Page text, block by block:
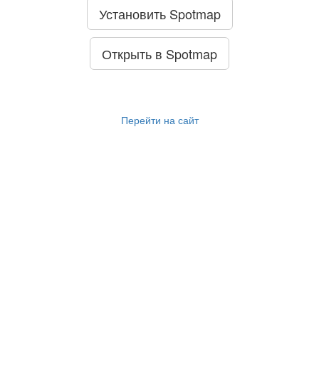
Установить Spotmap
Открыть в Spotmap
Перейти на сайт